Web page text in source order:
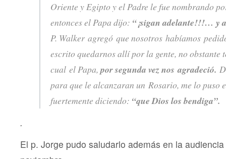
Oriente y Egipto y el Padre le fue nombrando
entonces el Papa dijo: “¡sigan adelante!!!… y
P. Walker agregó que nosotros habíamos
escrito quedarnos allí por la gente, no obstante
cual el Papa,por segunda vez nos agradeció.
para que le alcanzaran un Rosario, me lo puso
fuertemente diciendo: “que Dios los bendiga”.
.
El p. Jorge pudo saludarlo además en la